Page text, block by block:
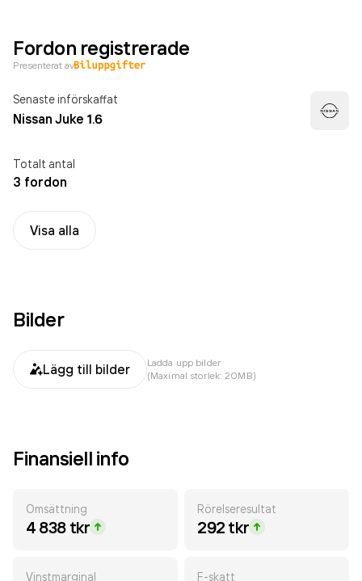
Fordon registrerade
Presenterat av
Senaste införskaffat
Nissan Juke 1.6
Totalt antal
3 fordon
Visa alla
Bilder
Lägg till bilder
Ladda upp bilder
(Maximal storlek: 20MB)
Finansiell info
Omsättning
4 838 tkr
Rörelseresultat
292 tkr
Vinstmarginal F-skatt